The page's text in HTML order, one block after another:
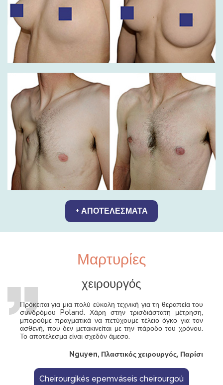
+ ΑΠΟΤΕΛΈΣΜΑΤΑ
Μαρτυρίες
χειρουργός
Πρόκειται για μια πολύ εύκολη τεχνική για τη θεραπεία του
συνδρόμου Poland. Χάρη στην τρισδιάστατη μέτρηση,
μπορούμε πραγματικά να πετύχουμε τέλειο όγκο για τον
ασθενή, που δεν μετακινείται με την πάροδο του χρόνου.
Το αποτέλεσμα είναι σχεδόν άμεσο.
Nguyen, Πλαστικός χειρουργός, Παρίσι
Cheirourgikés epemváseis cheirourgoú